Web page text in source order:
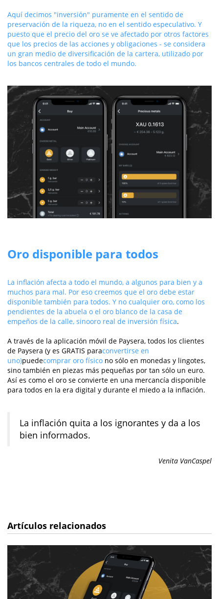
Aquí decimos "inversión" puramente en el sentido de
preservación de la riqueza, no en el sentido especulativo. Y
puesto que el precio del oro se ve afectado por otros factores
que los precios de las acciones y obligaciones - se considera
un gran medio de diversificación de la cartera, utilizado por
los bancos centrales de todo el mundo.
Oro disponible para todos
La inflación afecta a todo el mundo, a algunos para bien y a
muchos para mal. Por eso creemos que el oro debe estar
disponible también para todos. Y no cualquier oro, como los
pendientes de la abuela o el oro blanco de la casa de
empeños de la calle, sinooro real de inversión física.
A través de la aplicación móvil de Paysera, todos los clientes
de Paysera (y es GRATIS paraconvertirse en
uno)puedecomprar oro físico no sólo en monedas y lingotes,
sino también en piezas más pequeñas por tan sólo un euro.
Así es como el oro se convierte en una mercancía disponible
para todos en la era digital y durante el miedo a la inflación.
La inflación quita a los ignorantes y da a los
bien informados.
Venita VanCaspel
Artículos relacionados